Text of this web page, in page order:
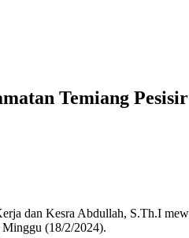
Temiang
dan Kesra Abdullah, S.Th.I
(18/2/2024).